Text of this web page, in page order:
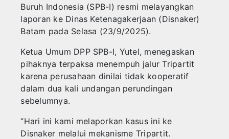
SPORT
Buruh Indonesia (SPB-I) resmi melayangkan
laporan ke Dinas Ketenagakerjaan (Disnaker)
Batam pada Selasa (23/9/2025).
Ketua Umum DPP SPB-I, Yutel, menegaskan
pihaknya terpaksa menempuh jalur Tripartit
karena perusahaan dinilai tidak kooperatif
dalam dua kali undangan perundingan
sebelumnya.
“Hari ini kami melaporkan kasus ini ke
Disnaker melalui mekanisme Tripartit.